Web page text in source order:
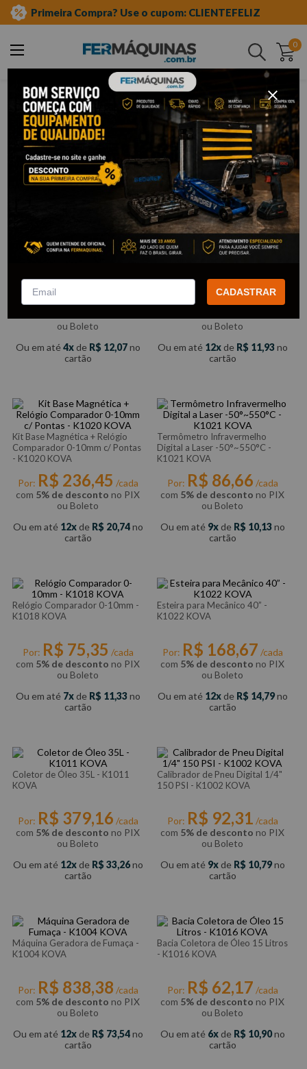
Primeira Compra? Use o cupom: CLIENTEFELIZ
0
Buscar
kova
Kova
Filtrar
Sincronizador Calibrador TPMS
Por:R$45,87/cada
ou Boleto
Ou em até 4 de R$ 12,07no
cartão
Soprador Térmico c/ Ponteiras
Por:R$ 136,06/cada
ou Boleto
Ou em até 12 de R$ 11,93no
cartão
Kit Base Magnética + Relógio
Comparador 0-10mm c/ Pontas
- K1020 KOVA
Por: R$ 236,45 /cada
com 5% de desconto no PIX
ou Boleto
Ou em até 12 de R$ 20,74no
cartão
Termômetro Infravermelho
Digital a Laser -50°~550°C -
K1021 KOVA
Por: R$ 86,66 /cada
com 5% de desconto no PIX
ou Boleto
Ou em até 9 de R$ 10,13no
cartão
Relógio Comparador 0-10mm -
K1018 KOVA
Por: R$ 75,35 /cada
com 5% de desconto no PIX
ou Boleto
Ou em até 7 de R$ 11,33no
cartão
Esteira para Mecânico 40” -
K1022 KOVA
Por: R$ 168,67 /cada
com 5% de desconto no PIX
ou Boleto
Ou em até 12 de R$ 14,79no
cartão
Coletor de Óleo 35L - K1011
KOVA
Por: R$ 379,16 /cada
com 5% de desconto no PIX
ou Boleto
Ou em até 12 de R$ 33,26no
cartão
Calibrador de Pneu Digital 1/4"
150 PSI - K1002 KOVA
Por: R$ 92,31 /cada
com 5% de desconto no PIX
ou Boleto
Ou em até 9 de R$ 10,79no
cartão
Máquina Geradora de Fumaça -
K1004 KOVA
Por: R$ 838,38 /cada
com 5% de desconto no PIX
ou Boleto
Ou em até 12 de R$ 73,54no
cartão
Bacia Coletora de Óleo 15 Litros
- K1016 KOVA
Por: R$ 62,17 /cada
com 5% de desconto no PIX
ou Boleto
Ou em até 6 de R$ 10,90no
cartão
CADASTRAR